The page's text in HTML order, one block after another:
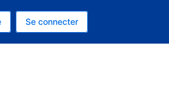
américain.
ci : Français.
Se connecter